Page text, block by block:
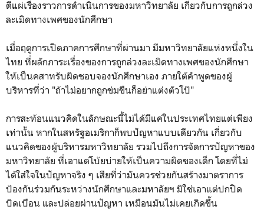
ตีแผ่เรื่องราวการดำเนินการของมหาวิทยาลัย เกี่ยวกับการถูกล่วง
ละเมิดทางเพศของนักศึกษา
เมื่อฤดูการเปิดภาคการศึกษาที่ผ่านมา มีมหาวิทยาลัยแห่งหนึ่งใน
ไทย ที่ผลักภาระเรื่องของการถูกล่วงละเมิดทางเพศของนักศึกษา
ให้เป็นคสาทรับผิดชอบจองนักศึกษาเอง ภายใต้คำพูดของผู้
บริหารที่ว่า "ถ้าไม่อยากถูกข่มขืนก็อย่าแต่งตัวโป๊"
การสะท้อนแนวคิดในลักษณะนี้ไม่ได้มีแค่ในประเทศไทยแต่เพียง
เท่านั้น หากในสหรัฐอเมริกาก็พบปัญหาแบบเดียวกัน เกี่ยวกับ
แนวคิดของผู้บริหารมหาวิทยาลัย รวมไปถึงการจัดการปัญหาของ
มหาวิทยาลัย ที่เอาแต่โบ้ยบ่ายให้เป็นความผิดของเด็ก โดยที่ไม่
ได้ใส่ใจในปัญหาจริง ๆ เสียที่ว่ามันควรช่วยกันสร้างมาตราการ
ป้องกันร่วมกันระหว่างนักศึกษาและมหาลัยฯ มิใช่เอาแต่ปกปิด
บิดเบือน และปล่อยผ่านปัญหา เหมือนมันไม่เคยเกิดขึ้น